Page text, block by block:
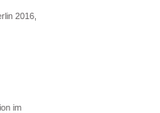
2016,
im